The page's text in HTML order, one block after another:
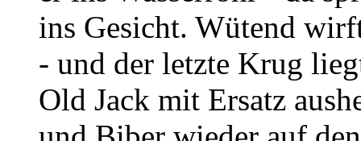
ins Gesicht. Wütend
- und der letzte Krug
Old Jack mit Ersatz